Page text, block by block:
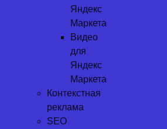
Яндекс
Маркета
Видео
для
Яндекс
Маркета
Контекстная
реклама
SEO